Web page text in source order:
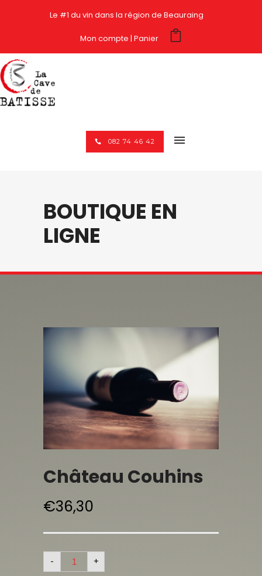
Le #1 du vin dans la région de Beauraing
Mon compte Panier
082 74 46 42
BOUTIQUE EN
LIGNE
Château Couhins
€36,30
- +